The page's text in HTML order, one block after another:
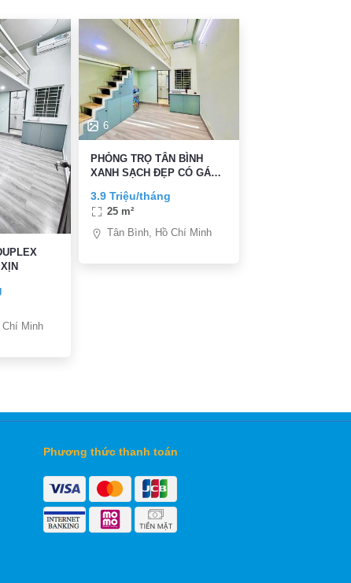
Chí Minh
6
PHỎNG TRỌ TÂN BÌNH
XANH SẠCH ĐẸP CÓ GÁC
3.9 Triệu/tháng
25 m²
Tân Bình, Hồ Chí Minh
Phương thức thanh toán